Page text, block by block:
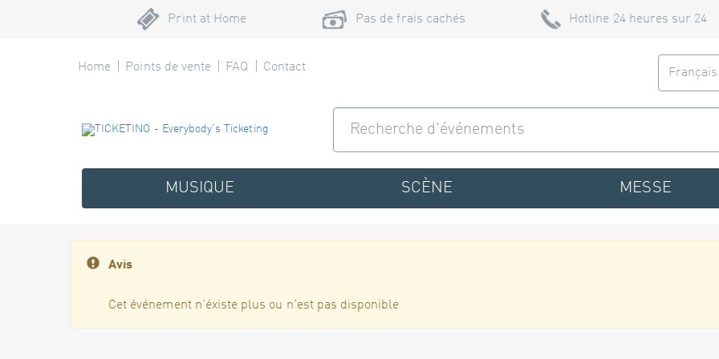
Print at Home Pas de frais cachés Hotline 24 heures sur 24
Home Points de vente FAQ Contact Français
MUSIQUE SCÈNE MESSE
Avis
Cet événement n'éxiste plus ou n'est pas disponible